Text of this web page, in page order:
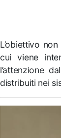
L’obiettivo
cui viene
l’attenzione
distribuiti nei